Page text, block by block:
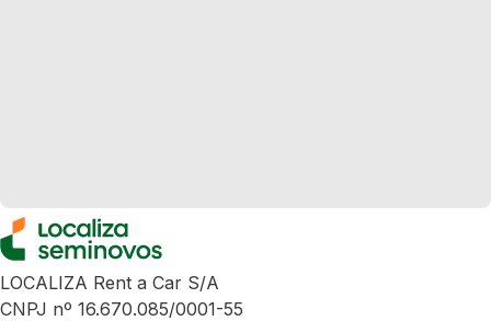
LOCALIZA Rent a Car S/A
CNPJ nº 16.670.085/0001-55